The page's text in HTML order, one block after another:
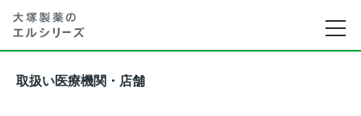
取扱い医療機関・店舗